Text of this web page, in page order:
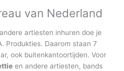
van Nederland
artiesten inhuren doe je
Produkties. Daarom staan 7
ook buitenkantoortijden. Voor
en andere artiesten, bands